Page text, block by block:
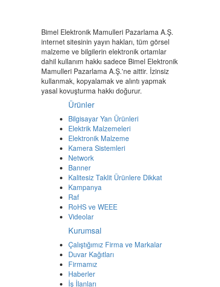
Ürünler